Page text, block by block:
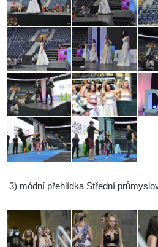
3) módní přehlídka Střední